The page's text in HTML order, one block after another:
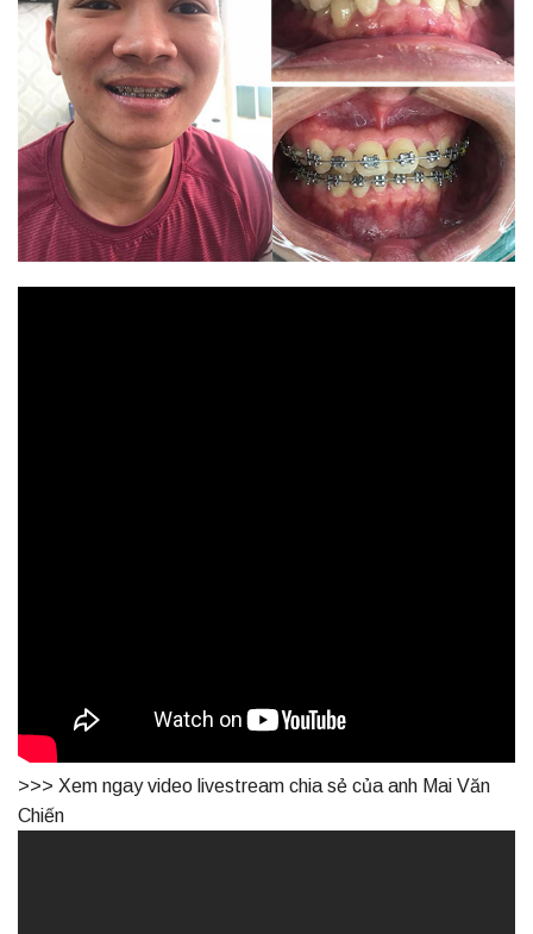
>>> Xem ngay video livestream chia sẻ của anh Mai Văn
Chiến